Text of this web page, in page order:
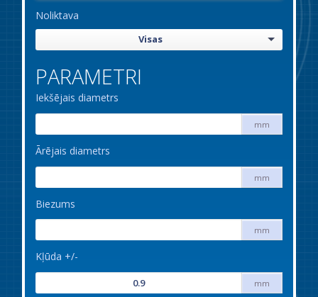
Noliktava
Visas
PARAMETRI
Iekšējais diametrs
mm
Ārējais diametrs
mm
Biezums
mm
Kļūda +/-
mm